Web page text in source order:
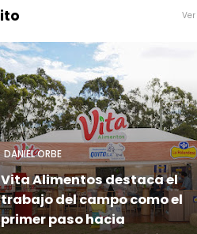
DANIEL ORBE
Vita Alimentos destaca el
trabajo del campo como el
primer paso hacia
productos de excelencia.